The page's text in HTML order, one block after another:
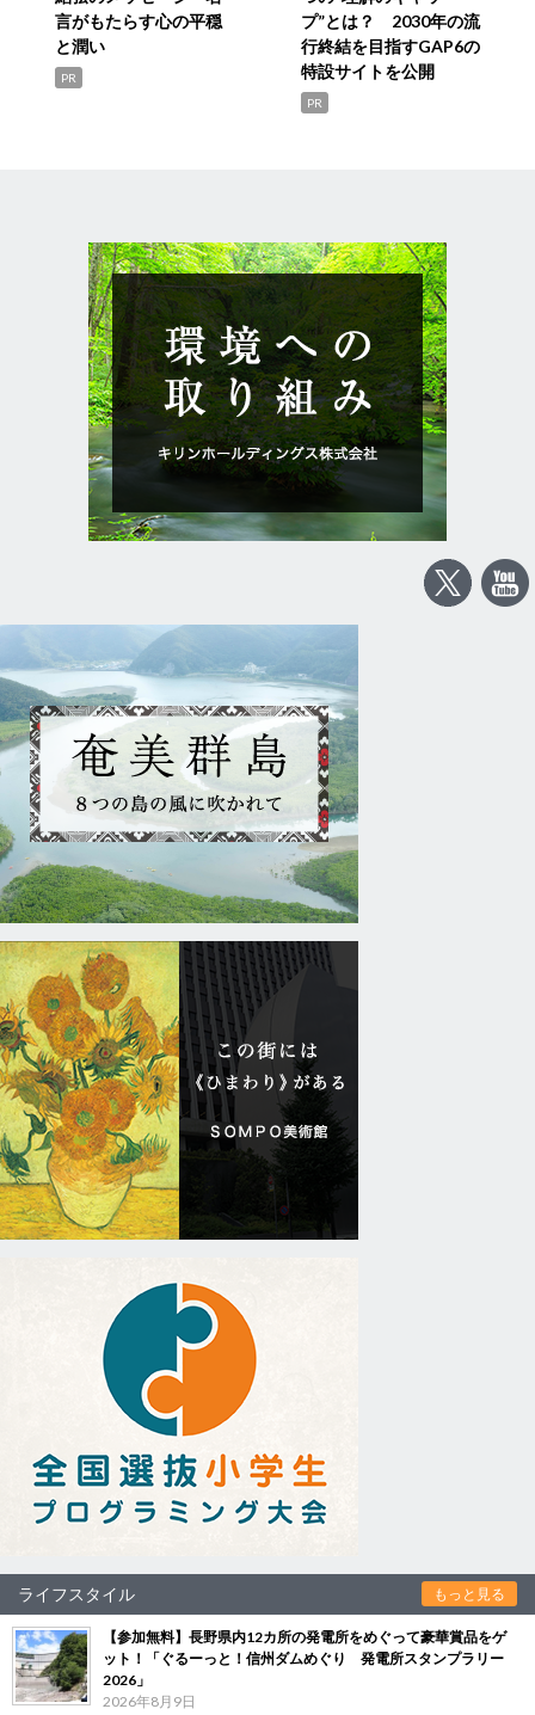
言がもたらす心の平穏
と潤い
PR
プ”とは？ 2030年の流
行終結を目指すGAP6の
特設サイトを公開
PR
ライフスタイル もっと見る
【参加無料】長野県内12カ所の発電所をめぐって豪華賞品をゲ
ット！「ぐるーっと！信州ダムめぐり 発電所スタンプラリー
2026」
2026年8月9日